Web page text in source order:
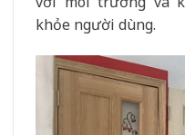
khỏe người dùng.